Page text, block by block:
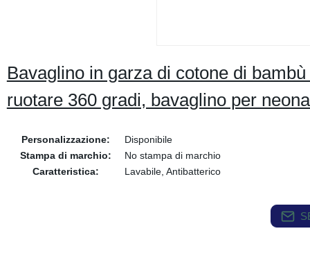
Bavaglino in garza di cotone di
ruotare 360 gradi, bavaglino per
Personalizzazione:
Disponibile
Stampa di marchio:
No stampa di marchio
Caratteristica:
Lavabile, Antibatterico